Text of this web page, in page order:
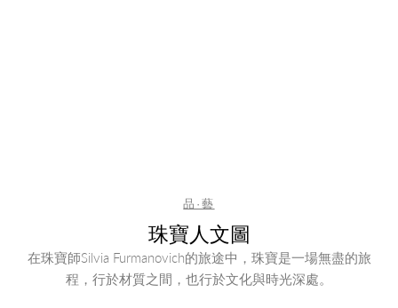
品·藝
珠寶人文圖
在珠寶師Silvia Furmanovich的旅途中，珠寶是一場無盡的旅
程，行於材質之間，也行於文化與時光深處。